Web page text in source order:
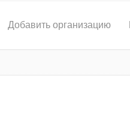
Добавить организацию